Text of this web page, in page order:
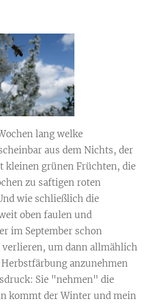
lang welke
aus dem Nichts, der
kleinen grünen Früchten, die
zu saftigen roten
wie schließlich die
oben faulen und
im September schon
um dann allmählich
anzunehmen
Sie "nehmen" die
kommt der Winter und mein